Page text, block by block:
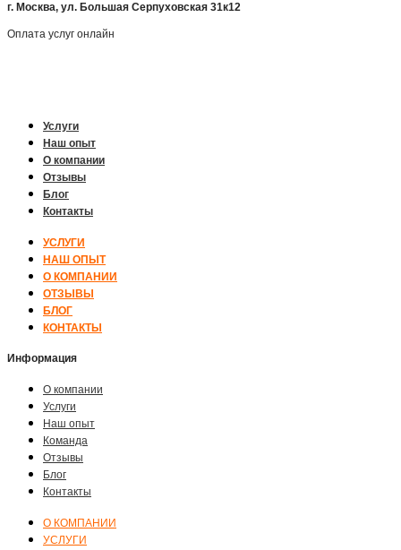
г. Москва, ул. Большая Серпуховская 31к12
Оплата услуг онлайн
Услуги
Наш опыт
О компании
Отзывы
Блог
Контакты
УСЛУГИ
НАШ ОПЫТ
О КОМПАНИИ
ОТЗЫВЫ
БЛОГ
КОНТАКТЫ
Информация
О компании
Услуги
Наш опыт
Команда
Отзывы
Блог
Контакты
О КОМПАНИИ
УСЛУГИ